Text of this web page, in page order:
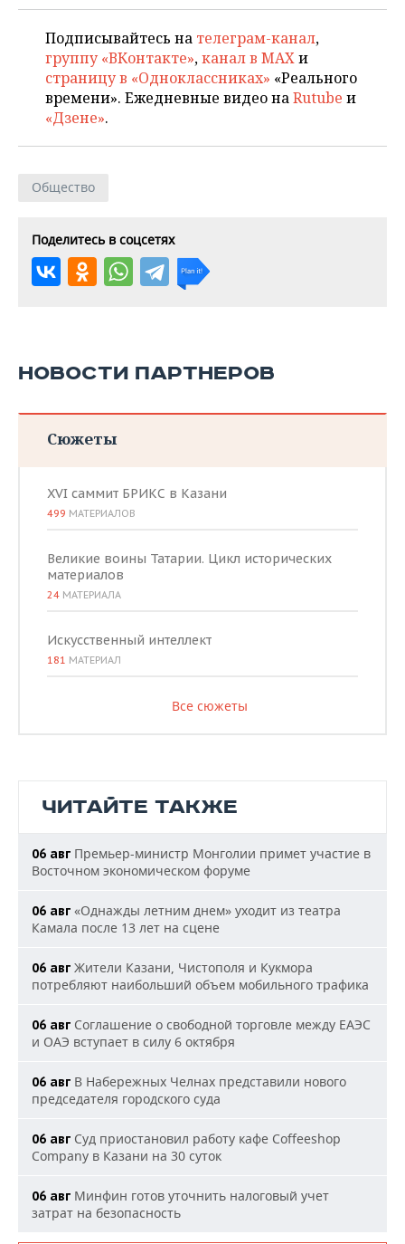
Подписывайтесь на телеграм-канал,
группу «ВКонтакте»,канал в MAXи
страницу в «Одноклассниках» «Реального
времени». Ежедневные видео наRutube и
«Дзене».
Общество
Поделитесь в соцсетях
НОВОСТИ ПАРТНЕРОВ
Сюжеты
XVI саммит БРИКС в Казани
499 МАТЕРИАЛОВ
Великие воины Татарии. Цикл исторических
материалов
24 МАТЕРИАЛА
Искусственный интеллект
181 МАТЕРИАЛ
Все сюжеты
ЧИТАЙТЕ ТАКЖЕ
06 авг Премьер-министр Монголии примет участие в
Восточном экономическом форуме
06 авг «Однажды летним днем» уходит из театра
Камала после 13 лет на сцене
06 авг Жители Казани, Чистополя и Кукмора
потребляют наибольший объем мобильного трафика
06 авг Соглашение о свободной торговле между ЕАЭС
и ОАЭ вступает в силу 6 октября
06 авг В Набережных Челнах представили нового
председателя городского суда
06 авг Суд приостановил работу кафе Coffeeshop
Company в Казани на 30 суток
06 авг Минфин готов уточнить налоговый учет
затрат на безопасность